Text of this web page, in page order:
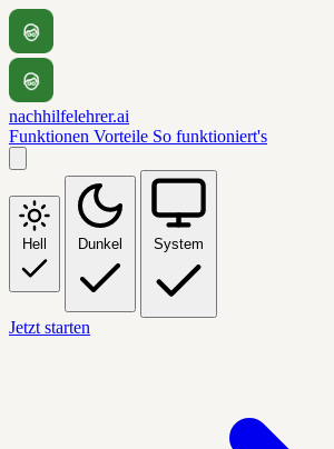
nachhilfelehrer.ai
Funktionen Vorteile So funktioniert's
Hell Dunkel System
Jetzt starten